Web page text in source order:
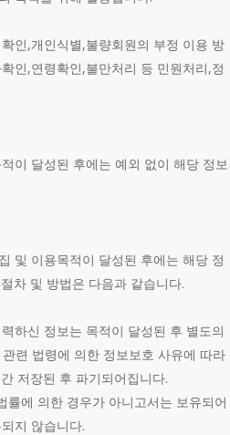
인,개인식별,불량회원의 부정 이용 방
인,연령확인,불만처리 등 민원처리,정
이 달성된 후에는 예외 없이 해당 정보
및 이용목적이 달성된 후에는 해당 정
차 및 방법은 다음과 같습니다.
하신 정보는 목적이 달성된 후 별도의
련 법령에 의한 정보보호 사유에 따라
저장된 후 파기되어집니다.
에 의한 경우가 아니고서는 보유되어
지 않습니다.